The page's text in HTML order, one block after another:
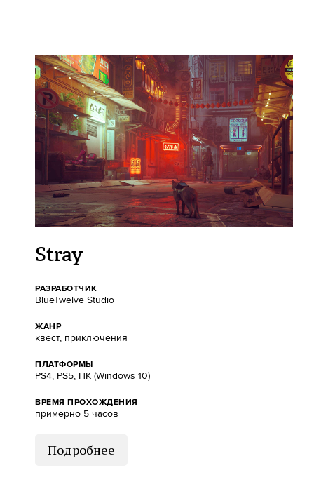
Stray
РАЗРАБОТЧИК
BlueTwelve Studio
ЖАНР
квест, приключения
ПЛАТФОРМЫ
PS4, PS5, ПК (Windows 10)
ВРЕМЯ ПРОХОЖДЕНИЯ
примерно 5 часов
Подробнее